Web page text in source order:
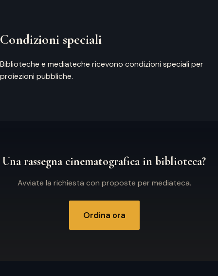
Condizioni speciali
Biblioteche e mediateche ricevono condizioni speciali per
proiezioni pubbliche.
Una rassegna cinematografica in biblioteca?
Avviate la richiesta con proposte per mediateca.
Ordina ora